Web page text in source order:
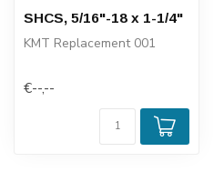
SHCS, 5/16"-18 x 1-1/4"
KMT Replacement 001
€--,--